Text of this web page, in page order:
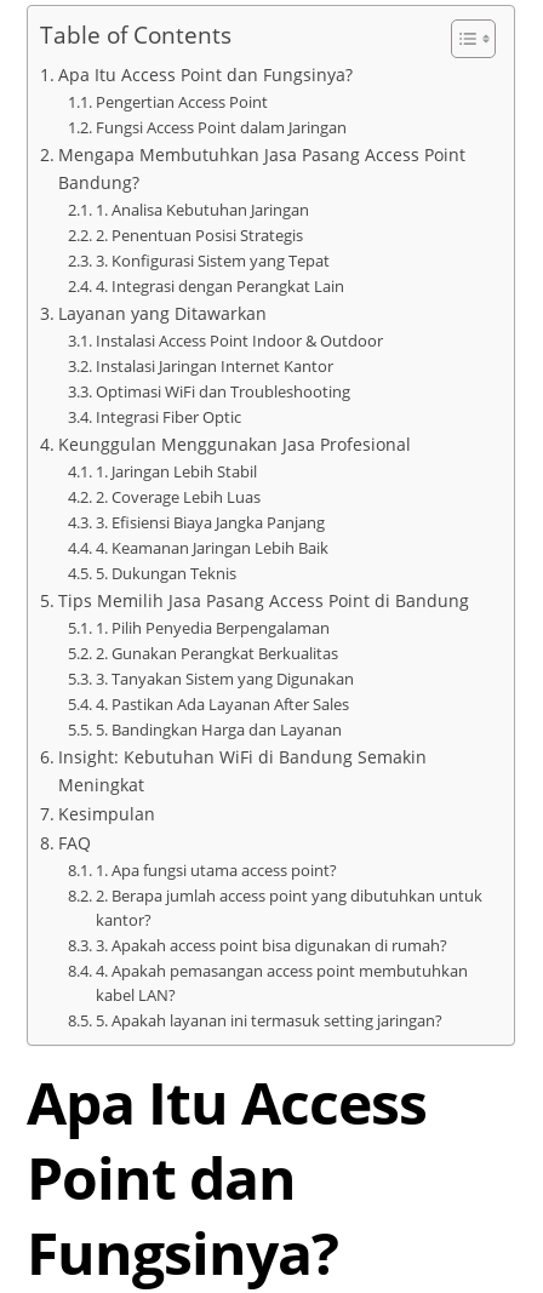
Table of Contents
Apa Itu Access Point dan Fungsinya?
Pengertian Access Point
Fungsi Access Point dalam Jaringan
Mengapa Membutuhkan Jasa Pasang Access Point
Bandung?
1. Analisa Kebutuhan Jaringan
2. Penentuan Posisi Strategis
3. Konfigurasi Sistem yang Tepat
4. Integrasi dengan Perangkat Lain
Layanan yang Ditawarkan
Instalasi Access Point Indoor & Outdoor
Instalasi Jaringan Internet Kantor
Optimasi WiFi dan Troubleshooting
Integrasi Fiber Optic
Keunggulan Menggunakan Jasa Profesional
1. Jaringan Lebih Stabil
2. Coverage Lebih Luas
3. Efisiensi Biaya Jangka Panjang
4. Keamanan Jaringan Lebih Baik
5. Dukungan Teknis
Tips Memilih Jasa Pasang Access Point di Bandung
1. Pilih Penyedia Berpengalaman
2. Gunakan Perangkat Berkualitas
3. Tanyakan Sistem yang Digunakan
4. Pastikan Ada Layanan After Sales
5. Bandingkan Harga dan Layanan
Insight: Kebutuhan WiFi di Bandung Semakin
Meningkat
Kesimpulan
FAQ
1. Apa fungsi utama access point?
2. Berapa jumlah access point yang dibutuhkan untuk
kantor?
3. Apakah access point bisa digunakan di rumah?
4. Apakah pemasangan access point membutuhkan
kabel LAN?
5. Apakah layanan ini termasuk setting jaringan?
Apa Itu Access
Point dan
Fungsinya?